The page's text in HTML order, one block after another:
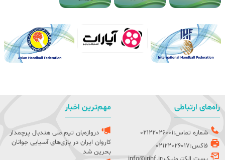
راه‌های ارتباطی
شماره تماس:02122026001
فاکس:02122026017
مهم‌ترین اخبار
دروازه‌بان تیم ملی هندبال پرچمدار
کاروان ایران در بازی‌های آسیایی جوانان
بحرین شد